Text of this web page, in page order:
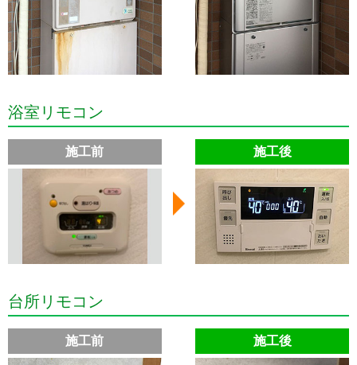
浴室リモコン
施工前 施工後
台所リモコン
施工前 施工後